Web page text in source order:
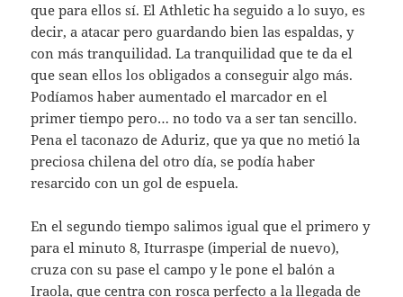
que para ellos sí. El Athletic ha seguido a lo suyo, es
decir, a atacar pero guardando bien las espaldas, y
con más tranquilidad. La tranquilidad que te da el
que sean ellos los obligados a conseguir algo más.
Podíamos haber aumentado el marcador en el
primer tiempo pero… no todo va a ser tan sencillo.
Pena el taconazo de Aduriz, que ya que no metió la
preciosa chilena del otro día, se podía haber
resarcido con un gol de espuela.
En el segundo tiempo salimos igual que el primero y
para el minuto 8, Iturraspe (imperial de nuevo),
cruza con su pase el campo y le pone el balón a
Iraola, que centra con rosca perfecto a la llegada de